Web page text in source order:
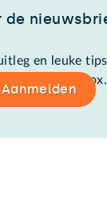
de
en leuke
in de mailbox.
Aanmelden